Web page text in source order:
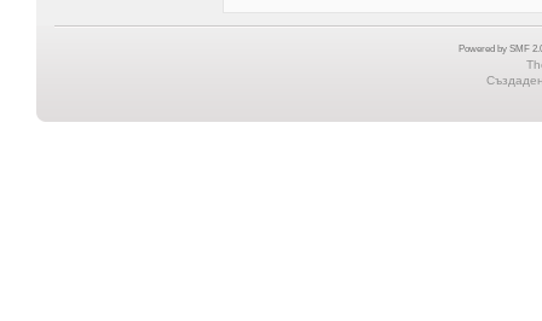
Powered by SMF